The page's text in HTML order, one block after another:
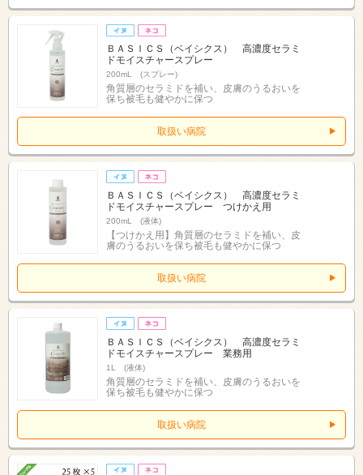
ＢＡＳＩＣＳ（ベイシクス） 高濃度セラミ
ドモイスチャースプレー
200mL (スプレー)
角質層のセラミドを補い、皮膚のうるおいを
保ち被毛も健やかに保つ
取扱い病院
ＢＡＳＩＣＳ（ベイシクス） 高濃度セラミ
ドモイスチャースプレー つけかえ用
200mL (液体)
【つけかえ用】角質層のセラミドを補い、皮
膚のうるおいを保ち被毛も健やかに保つ
取扱い病院
ＢＡＳＩＣＳ（ベイシクス） 高濃度セラミ
ドモイスチャースプレー 業務用
1L (液体)
角質層のセラミドを補い、皮膚のうるおいを
保ち被毛も健やかに保つ
取扱い病院